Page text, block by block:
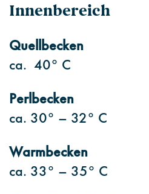
Innenbereich
Quellbecken
ca. 40° C
Perlbecken
ca. 30° – 32° C
Warmbecken
ca. 33° – 35° C